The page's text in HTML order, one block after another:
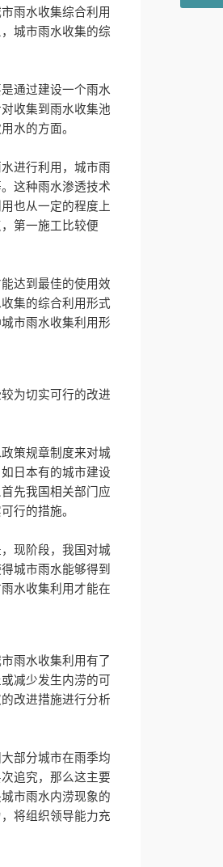
雨水收集综合利用
城市雨水收集的综
通过建设一个雨水
收集到雨水收集池
水的方面。
进行利用，城市雨
这种雨水渗透技术
也从一定的程度上
第一施工比较便
达到最佳的使用效
集的综合利用形式
市雨水收集利用形
为切实可行的改进
策规章制度来对城
日本有的城市建设
先我国相关部门应
行的措施。
现阶段，我国对城
城市雨水能够得到
水收集利用才能在
雨水收集利用有了
减少发生内涝的可
改进措施进行分析
部分城市在雨季均
追究，那么这主要
市雨水内涝现象的
将组织领导能力充